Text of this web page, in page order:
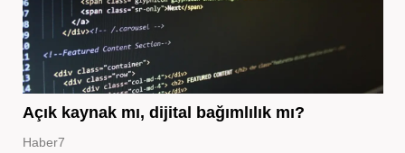
Açık kaynak mı, dijital bağımlılık mı?
Haber7